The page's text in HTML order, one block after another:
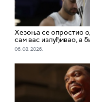
Хезоња се опростио
сам вас излуђивао, а
06. 08. 2026.